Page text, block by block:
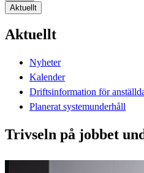
Aktuellt
Aktuellt
Nyheter
Kalender
Driftsinformation för
Planerat systemunderhåll
Trivseln på jobbet